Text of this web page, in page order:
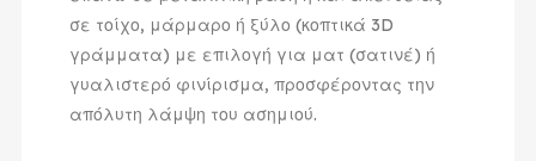
σε τοίχο, μάρμαρο ή ξύλο (κοπτικά 3D
γράμματα) με επιλογή για ματ (σατινέ) ή
γυαλιστερό φινίρισμα, προσφέροντας την
απόλυτη λάμψη του ασημιού.